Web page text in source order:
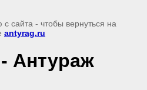
сайта - чтобы вернуться на
antyrag.ru
Антураж